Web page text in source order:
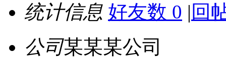
统计信息 好友数 0 | 回
公司某某某公司